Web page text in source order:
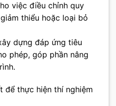
việc điều chỉnh quy
thiểu hoặc loại bỏ
dựng đáp ứng tiêu
phép, góp phần nâng
để thực hiện thí nghiệm